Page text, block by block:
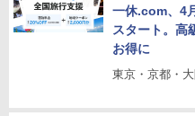
一休.com、4
スタート。高
お得に
東京・京都・